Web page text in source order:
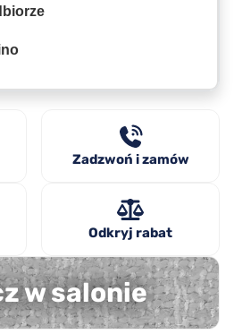
Zadzwoń i zamów
Odkryj rabat
w salonie